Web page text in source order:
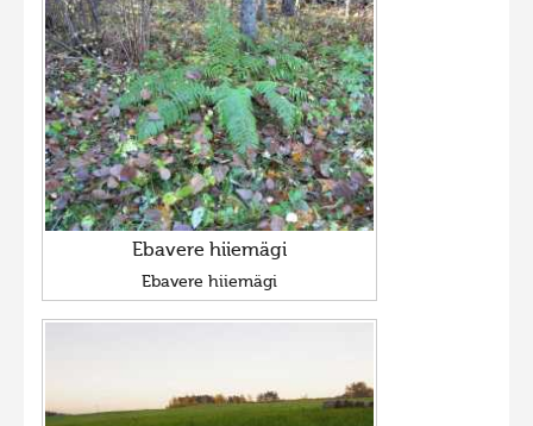
Ebavere hiiemägi
Ebavere hiiemägi